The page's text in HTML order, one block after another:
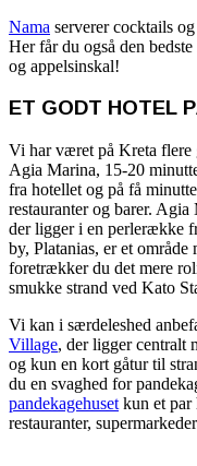
Nama serverer cocktails
Her får du også den
og appelsinskal!
ET GODT HOTEL
Vi har været på Kreta flere
Agia Marina, 15-20
fra hotellet og på få
restauranter og barer.
der ligger i en perlerække
by, Platanias, er et område
foretrækker du det mere
smukke strand ved Kato
Vi kan i særdeleshed
Village, der ligger centralt
og kun en kort gåtur til
du en svaghed for
pandekagehuset kun et par
restauranter,